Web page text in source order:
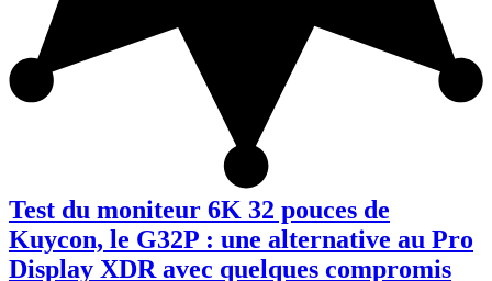
Test du moniteur 6K 32 pouces de
Kuycon, le G32P : une alternative au Pro
Display XDR avec quelques compromis